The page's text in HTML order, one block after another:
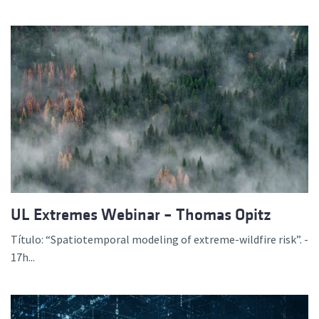
UL Extremes Webinar – Thomas Opitz
Título: “Spatiotemporal modeling of extreme-wildfire risk”. -
17h...